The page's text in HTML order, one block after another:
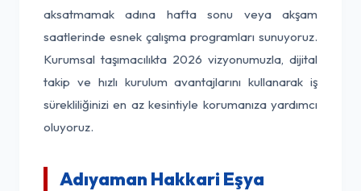
aksatmamak adına hafta sonu veya akşam
saatlerinde esnek çalışma programları sunuyoruz.
Kurumsal taşımacılıkta 2026 vizyonumuzla, dijital
takip ve hızlı kurulum avantajlarını kullanarak iş
sürekliliğinizi en az kesintiyle korumanıza yardımcı
oluyoruz.
Adıyaman Hakkari Eşya